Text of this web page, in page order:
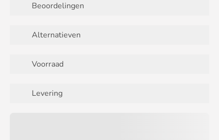
Beoordelingen
Alternatieven
Voorraad
Levering